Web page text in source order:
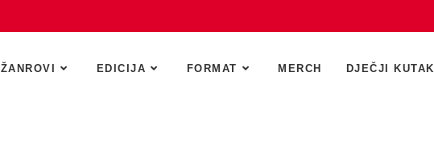
ŽANROVI EDICIJA FORMAT MERCH DJEČJI KUTAK